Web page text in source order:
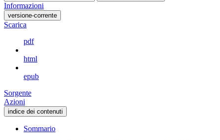
Informazioni
versione-corrente
Scarica
pdf
html
epub
Sorgente
Azioni
indice dei contenuti
Sommario